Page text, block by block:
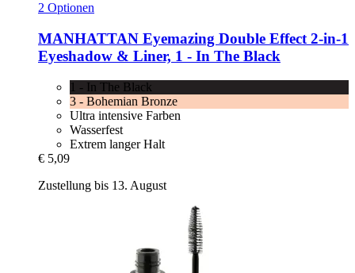
2 Optionen
MANHATTAN Eyemazing Double Effect 2-​in-​1
Eyeshadow & Liner, 1 -​ In The Black
1 - In The Black
3 - Bohemian Bronze
Ultra intensive Farben
Wasserfest
Extrem langer Halt
€ 5,09
Zustellung bis 13. August